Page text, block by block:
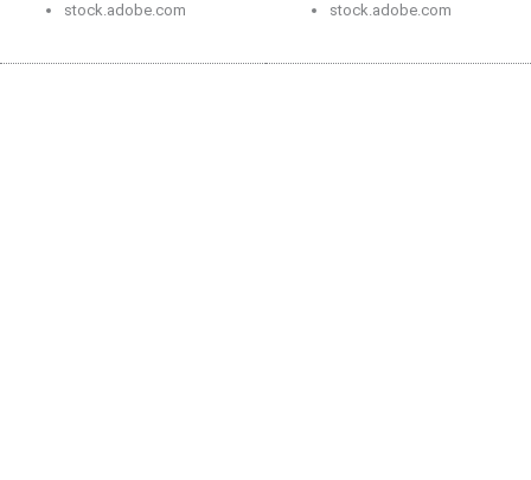
stock.adobe.com
stock.adobe.com